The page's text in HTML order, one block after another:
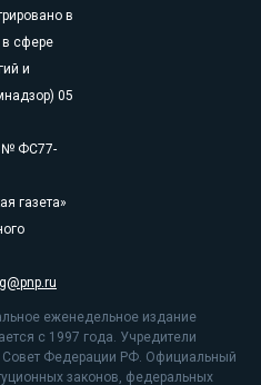
в
сфере
и
05
№ ФС77-
газета»
еженедельное издание
с 1997 года. Учредители
Совет Федерации РФ. Официальный
законов, федеральных